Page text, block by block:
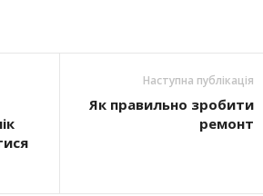
Наступна публікація
Як правильно зробити
ремонт